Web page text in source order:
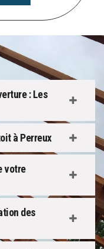
: Les
à Perreux
votre
des